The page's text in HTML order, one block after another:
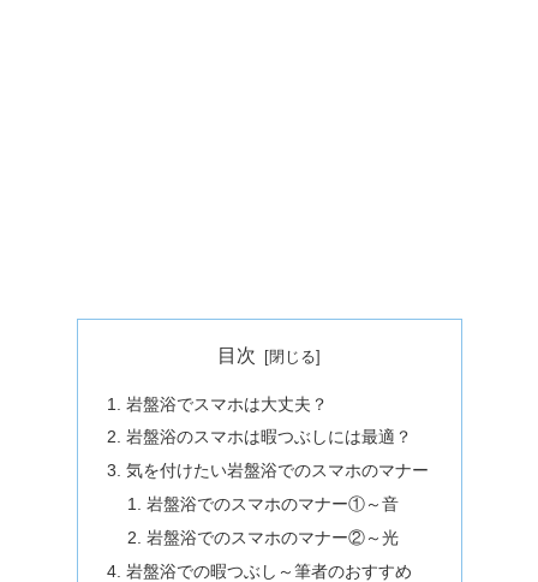
目次
岩盤浴でスマホは大丈夫？
岩盤浴のスマホは暇つぶしには最適？
気を付けたい岩盤浴でのスマホのマナー
岩盤浴でのスマホのマナー①～音
岩盤浴でのスマホのマナー②～光
岩盤浴での暇つぶし～筆者のおすすめ